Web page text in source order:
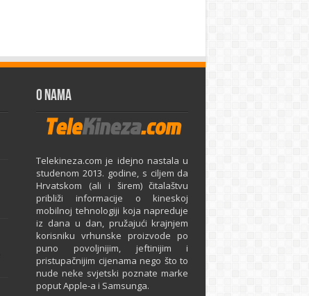
O Nama
Telekineza.com je idejno nastala u
studenom 2013. godine, s ciljem da
Hrvatskom (ali i širem) čitalaštvu
približi informacije o kineskoj
mobilnoj tehnologiji koja napreduje
iz dana u dan, pružajući krajnjem
korisniku vrhunske proizvode po
puno povoljnijim, jeftinijim i
pristupačnijim cijenama nego što to
nude neke svjetski poznate marke
poput Apple-a i Samsunga.